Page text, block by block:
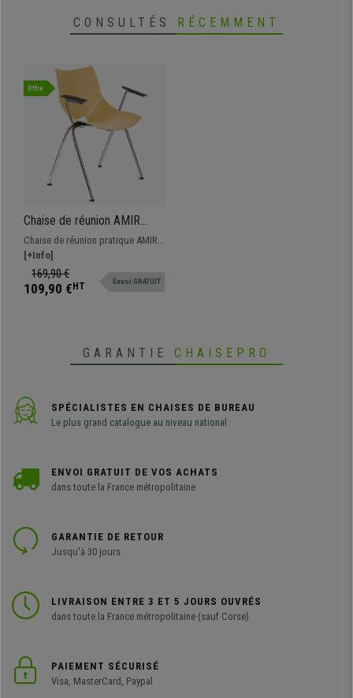
CONSULTÉS RÉCEMMENT
Offre
Chaise de réunion AMIR
AVEC ACCOUDOIRS,
Commode et Pratique,
Empilable, Beige
Chaise de réunion pratique AMIR
AVEC ACCOUDOIRS, design
spectaculaire pour donner une
touche moderne aux salles
[+Info]
169,90 €
109,90 € HT Envoi GRATUIT
GARANTIE CHAISEPRO
SPÉCIALISTES EN CHAISES DE BUREAU
Le plus grand catalogue au niveau national
ENVOI GRATUIT DE VOS ACHATS
dans toute la France métropolitaine
GARANTIE DE RETOUR
Jusqu'à 30 jours
LIVRAISON ENTRE 3 ET 5 JOURS OUVRÉS
dans toute la France métropolitaine (sauf Corse)
PAIEMENT SÉCURISÉ
Visa, MasterCard, Paypal